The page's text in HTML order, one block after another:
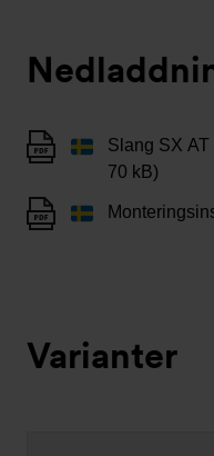
Slang SX
70 kB)
Varianter